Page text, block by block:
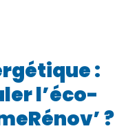
:
l’éco-
?